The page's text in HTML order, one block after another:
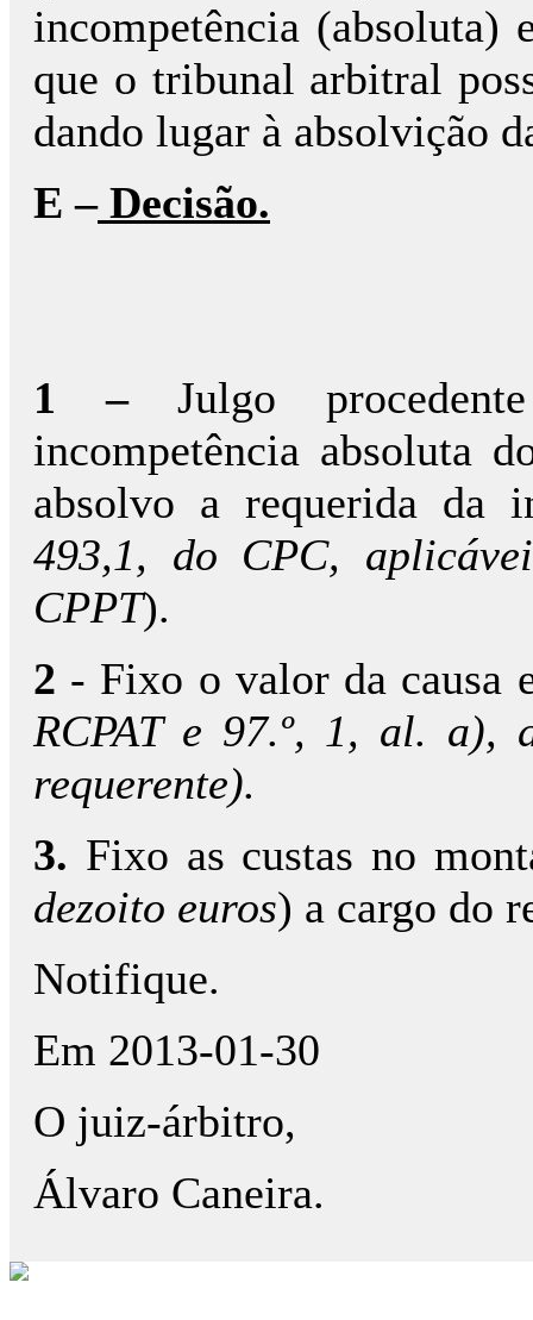
incompetência (absoluta)
que o tribunal arbitral
dando lugar à absolvição
E –Decisão.
1 –Julgo
incompetência absoluta
absolvo a requerida da
493,1, do CPC,
CPPT).
2 - Fixo o valor da causa
RCPAT e 97.º, 1, al. a),
requerente).
3. Fixo as custas no
dezoito euros) a cargo do
Notifique.
Em 2013-01-30
O juiz-árbitro,
Álvaro Caneira.